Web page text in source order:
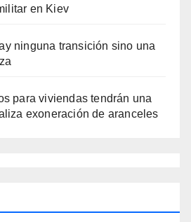
en Kiev
ninguna transición sino una
para viviendas tendrán una
exoneración de aranceles